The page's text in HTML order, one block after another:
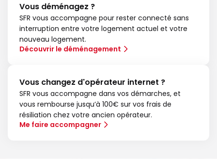
Vous déménagez ?
SFR vous accompagne pour rester connecté sans
interruption entre votre logement actuel et votre
nouveau logement.
Découvrir le déménagement
Vous changez d'opérateur internet ?
SFR vous accompagne dans vos démarches, et
vous rembourse jusqu’à 100€ sur vos frais de
résiliation chez votre ancien opérateur.
Me faire accompagner